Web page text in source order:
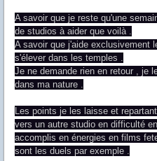
A savoir que je reste qu'une
de studios à aider que voilà .
A savoir que j'aide exclusivement
s'élever dans les temples .
Je ne demande rien en retour , je
dans ma nature .
Les points je les laisse et
vers un autre studio en difficulté
accomplis en énergies en films
sont les duels par exemple .